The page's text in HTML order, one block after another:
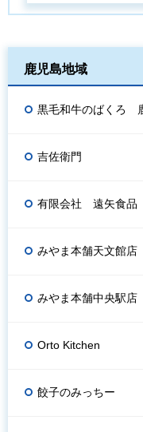
鹿児島地域
黒毛和牛のばくろ
吉佐衛門
有限会社 遠矢食品
みやま本舗天文館店
みやま本舗中央駅店
Orto Kitchen
餃子のみっちー